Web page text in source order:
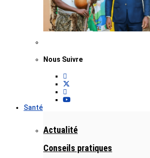
Nous Suivre
Santé
Actualité
Conseils pratiques